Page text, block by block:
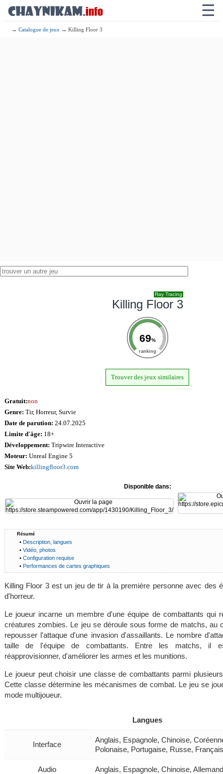
☰
→Catalogue de jeux → Killing Floor 3
Ray Tracing
Killing Floor 3
69%
ranking
Trouver des jeux similaires
Gratuit:non
Genre: Tir, Horreur, Survie
Date de parution: 24.07.2025
Limite d'âge: 18+
Développement: Tripwire Interactive
Moteur: Unreal Engine 5
Site Web:killingfloor3.com
Disponible dans:
Résumé
• Description, langues
• Vidéo, photos
• Configuration requise
• Performances de cartes graphiques
Killing Floor 3 est un jeu de tir à la première personne avec des
d'horreur.
Le joueur incarne un membre d'une équipe de combattants qui
créatures zombies. Le jeu se déroule sous forme de matchs, au
repousser l'attaque d'une invasion d'assaillants. Le nombre
taille de l'équipe de combattants. Entre les matchs, il
réapprovisionner, d'améliorer les armes et les munitions.
Le joueur peut choisir une classe de combattants parmi
Cette classe détermine les mécanismes de combat. Le jeu se
mode multijoueur.
Langues
Interface
Anglais, Espagnole, Chinoise,
Polonaise, Portugaise, Russe,
Audio Anglais, Espagnole, Chinoise,